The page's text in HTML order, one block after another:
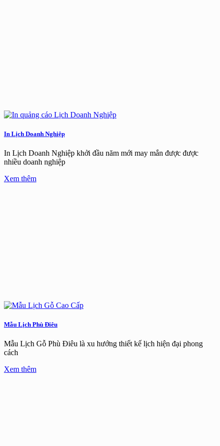
In Lịch Doanh Nghiệp
In Lịch Doanh Nghiệp khởi đầu năm mới may mắn được được
nhiều doanh nghiệp
Xem thêm
Mẫu Lịch Phù Điêu
Mẫu Lịch Gỗ Phù Điêu là xu hướng thiết kế lịch hiện đại phong
cách
Xem thêm